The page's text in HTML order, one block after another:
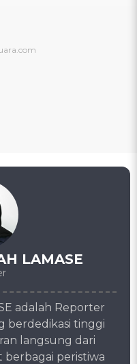
LAMASE
adalah Reporter
berdedikasi tinggi
langsung dari
peristiwa